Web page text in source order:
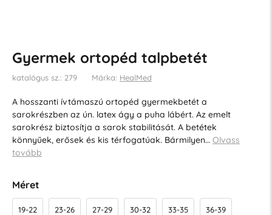
Gyermek ortopéd talpbetét
katalógus sz.: 279 Márka: HealMed
A hosszanti ívtámaszú ortopéd gyermekbetét a
sarokrészben az ún. latex ágy a puha lábért. Az emelt
sarokrész biztosítja a sarok stabilitását. A betétek
könnyűek, erősek és kis térfogatúak. Bármilyen… Olvass
tovább
Méret
19-22 23-26 27-29 30-32 33-35 36-39